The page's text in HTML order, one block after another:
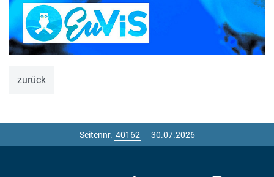
zurück
Seitennr. 30.07.2026